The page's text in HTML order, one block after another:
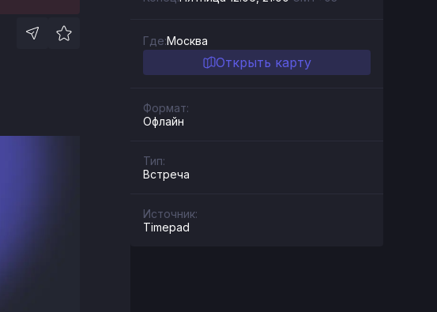
Где:Москва
Открыть карту
Формат:
Офлайн
Тип:
Встреча
Источник:
Timepad